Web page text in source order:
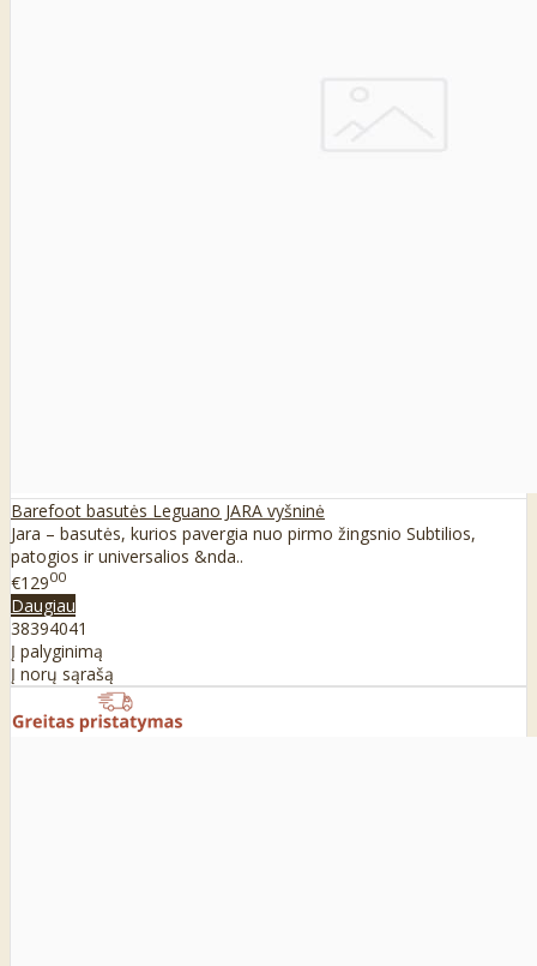
Barefoot basutės Leguano JARA vyšninė
Jara – basutės, kurios pavergia nuo pirmo žingsnio Subtilios,
patogios ir universalios &nda..
€12900
Daugiau
38394041
Į palyginimą
Į norų sąrašą